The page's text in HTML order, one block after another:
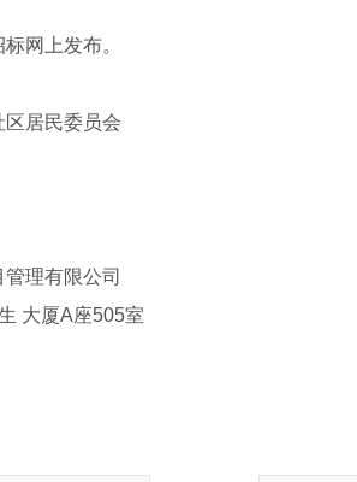
网上发布。
居民委员会
理有限公司
大厦A座505室